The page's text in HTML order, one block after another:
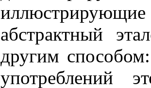
абстрактный
другим
употреблений